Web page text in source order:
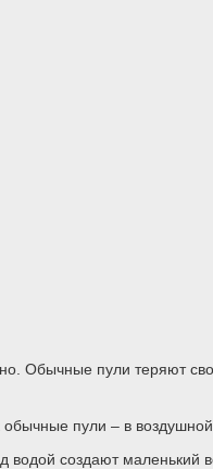
Обычные пули теряют
пули – в воздушной
создают маленький